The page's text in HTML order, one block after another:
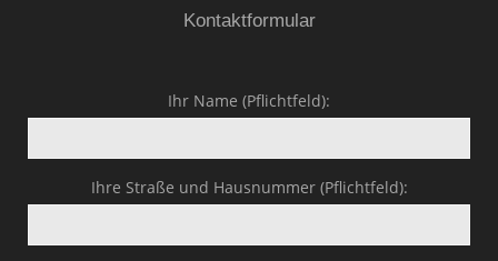
Kontaktformular
Ihr Name (Pflichtfeld):
Ihre Straße und Hausnummer (Pflichtfeld):